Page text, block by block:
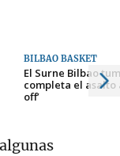
BILBAO BASKET
El Surne Bilbao
completa el asalto
off’